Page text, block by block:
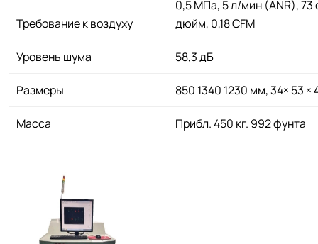
Требование к воздуху
0,5 МПа, 5 л/мин (ANR), 73
дюйм, 0,18 CFM
Уровень шума 58,3 дБ
Размеры 850 1340 1230 мм, 34× 53
Масса Прибл. 450 кг. 992 фунта